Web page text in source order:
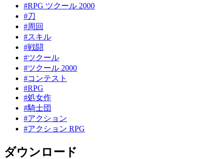
#RPG ツクール 2000
#刀
#周回
#スキル
#戦闘
#ツクール
#ツクール 2000
#コンテスト
#RPG
#処女作
#騎士団
#アクション
#アクション RPG
ダウンロード